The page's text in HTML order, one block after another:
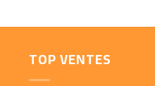
TOP VENTES